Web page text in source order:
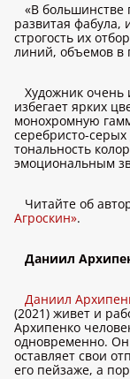
«В большинстве
развитая фабула,
строгость их
линий, объемов в
Художник очень
избегает ярких
монохромную
серебристо-
тональность
эмоциональным
Читайте об
Агроскин».
Даниил
Даниил
(2021) живет и
Архипенко
одновременно. Он
оставляет свои
его пейзаже, а